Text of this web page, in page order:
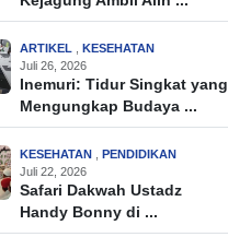
ARTIKEL , KESEHATAN
Juli 26, 2026
Inemuri: Tidur Singkat yang
Mengungkap Budaya ...
KESEHATAN , PENDIDIKAN
Juli 22, 2026
Safari Dakwah Ustadz
Handy Bonny di ...